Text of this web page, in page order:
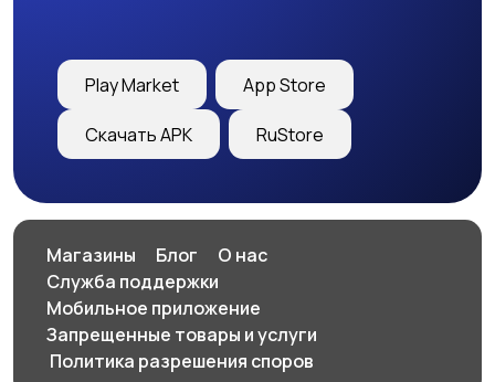
Play Market App Store
Скачать APK RuStore
Магазины Блог
О нас
Служба поддержки
Мобильное приложение
Запрещенные товары и услуги
️ Политика разрешения споров